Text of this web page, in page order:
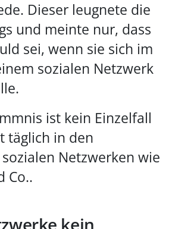
Dieser leugnete die
und meinte nur, dass
sei, wenn sie sich im
sozialen Netzwerk
ist kein Einzelfall
täglich in den
Netzwerken wie
Co..
kein